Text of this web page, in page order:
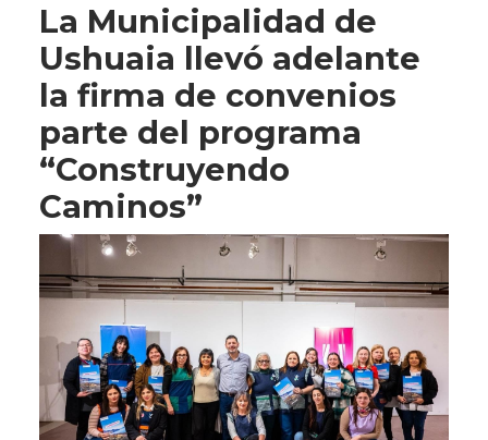
La Municipalidad de
Ushuaia llevó adelante
la firma de convenios
parte del programa
“Construyendo
Caminos”